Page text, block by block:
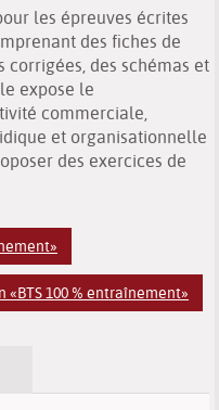
les épreuves écrites
des fiches de
corrigées, des schémas et
expose le
commerciale,
et organisationnelle
des exercices de
100 % entraînement»